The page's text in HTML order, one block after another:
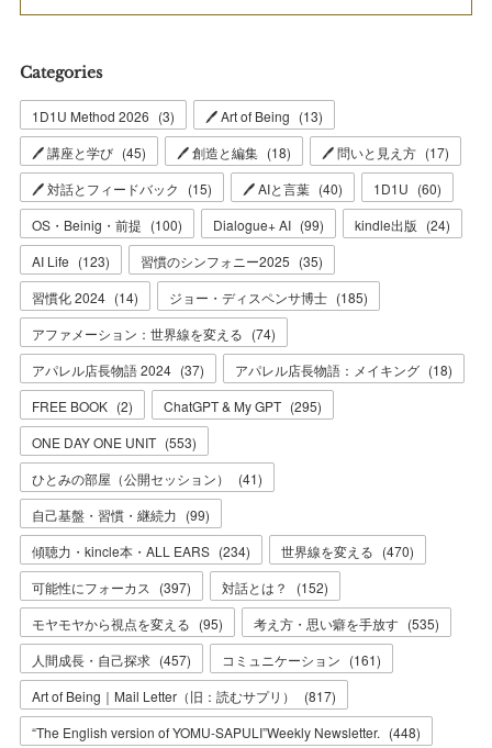
Categories
1D1U Method 2026 (3) 🖊 Art of Being (13)
🖊 講座と学び (45) 🖊 創造と編集 (18) 🖊 問いと見え方 (17)
🖊 対話とフィードバック
(15) 🖊 AIと言葉 (40) 1D1U (60)
OS・Beinig・前提 (100) Dialogue+ AI (99) kindle出版 (24)
AI Life (123) 習慣のシンフォニー2025 (35)
習慣化 2024 (14) ジョー・ディスペンサ博士 (185)
アファメーション：世界線を変える (74)
アパレル店長物語 2024 (37) アパレル店長物語：メイキング (18)
FREE BOOK (2) ChatGPT & My GPT (295)
ONE DAY ONE UNIT (553)
ひとみの部屋（公開セッション）
(41)
自己基盤・習慣・継続力 (99)
傾聴力・kincle本・ALL EARS (234) 世界線を変える (470)
可能性にフォーカス
(397) 対話とは？ (152)
モヤモヤから視点を変える (95) 考え方・思い癖を手放す (535)
人間成長・自己探求 (457) コミュニケーション (161)
Art of Being｜Mail Letter（旧：読むサプリ）
(817)
“The English version of YOMU-SAPULI”Weekly Newsletter. (448)